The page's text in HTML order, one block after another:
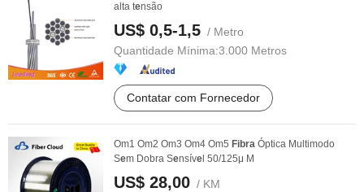
alta tensão
US$ 0,5-1,5 / Metro
Quantidade Mínima:3.000 Metros
Contatar com Fornecedor
Om1 Om2 Om3 Om4 Om5 Fibra Óptica Multimodo
Sem Dobra Sensíve l 50/125μ M
US$ 28,00 / KM